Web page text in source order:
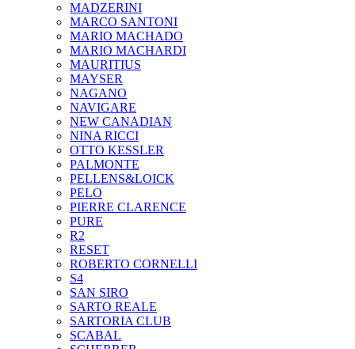
MADZERINI
MARCO SANTONI
MARIO MACHADO
MARIO MACHARDI
MAURITIUS
MAYSER
NAGANO
NAVIGARE
NEW CANADIAN
NINA RICCI
OTTO KESSLER
PALMONTE
PELLENS&LOICK
PELO
PIERRE CLARENCE
PURE
R2
RESET
ROBERTO CORNELLI
S4
SAN SIRO
SARTO REALE
SARTORIA CLUB
SCABAL